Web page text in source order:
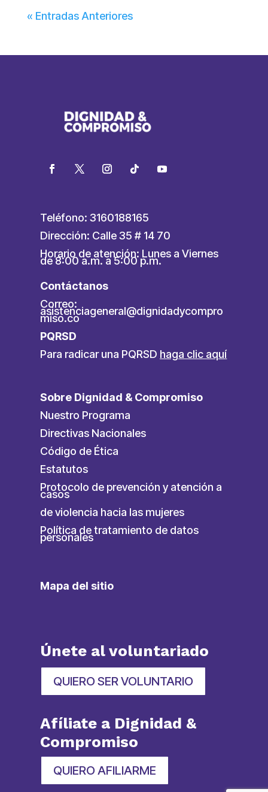
« Entradas Anteriores
Teléfono: 3160188165
Dirección: Calle 35 # 14 70
Horario de atención: Lunes a Viernes
de 8:00 a.m. a 5:00 p.m.
Contáctanos
Correo:
asistenciageneral@dignidadycompro
miso.co
PQRSD
Para radicar una PQRSD haga clic aquí
Sobre Dignidad & Compromiso
Nuestro Programa
Directivas Nacionales
Código de Ética
Estatutos
Protocolo de prevención y atención a
casos
de violencia hacia las mujeres
Política de tratamiento de datos
personales
Mapa del sitio
Únete al voluntariado
QUIERO SER VOLUNTARIO
Afíliate a Dignidad &
Compromiso
QUIERO AFILIARME